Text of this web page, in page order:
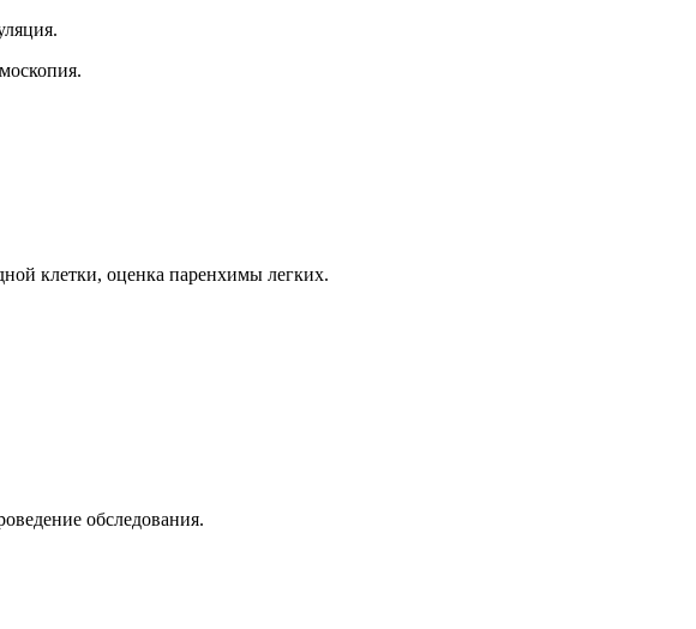
клетки, оценка паренхимы легких.
обследования.